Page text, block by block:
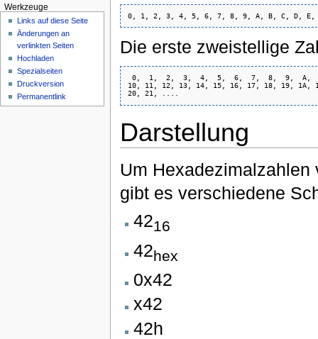
Die erste zweistellige
0,  1,  2,  3,  4,  5,  6,  7,  8,  9,  A,
10, 11, 12, 13, 14, 15, 16, 17, 18, 19, 1A,
Darstellung
Um
gibt es verschiedene
4216
42hex
0x42
x42
42h
Werkzeuge
Links auf diese Seite
Änderungen an
verlinkten Seiten
Hochladen
Spezialseiten
Druckversion
Permanentlink